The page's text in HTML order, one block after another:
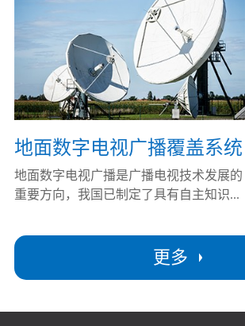
更多
地面数字电视广播覆盖系统
地面数字电视广播是广播电视技术发展的
重要方向，我国已制定了具有自主知识...